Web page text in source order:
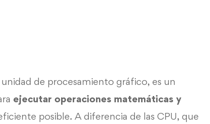
de procesamiento gráfico, es un
ejecutar operaciones matemáticas y
posible. A diferencia de las CPU, que